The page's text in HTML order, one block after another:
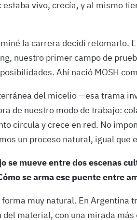
estaba vivo, crecía, y al mismo
la carrera decidí retomarlo.
nuestro primer campo de
Ahí nació MOSH
del micelio —esa trama
de nuestro modo de trabajo:
circula y crece en red. No
un proceso natural, igual que
se mueve entre dos escenas
se arma ese puente entre
muy natural. En Argentina
del material, con una mirada